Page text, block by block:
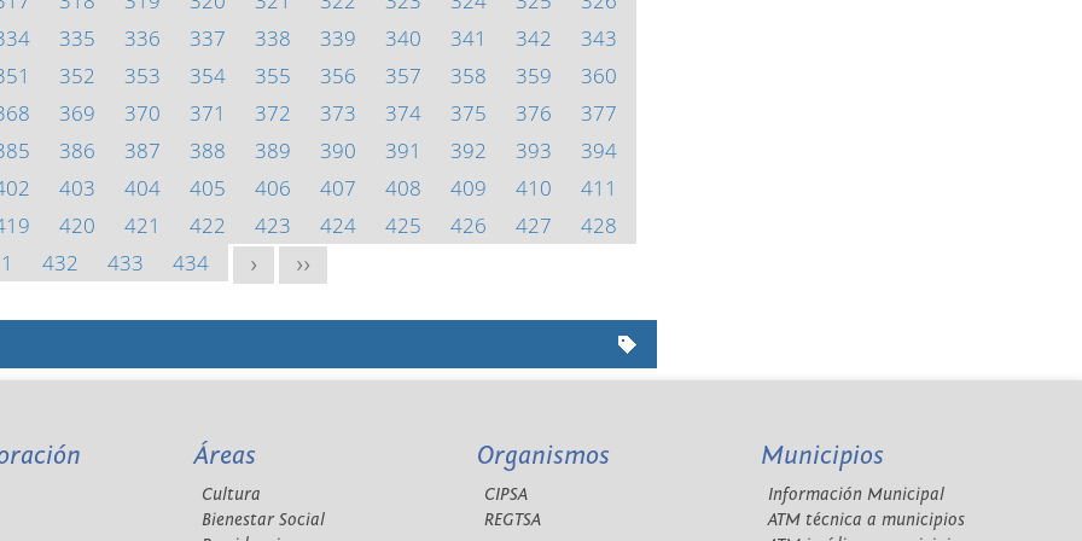
335 336 337 338 339 340 341 342
343
352 353 354 355 356 357 358 359
360
369 370 371 372 373 374 375 376
377
386 387 388 389 390 391 392 393
394
403 404 405 406 407 408 409 410
411
420 421 422 423 424 425 426 427
428
432 433 434 > >>
Áreas
Cultura
Bienestar Social
Organismos
CIPSA
REGTSA
Municipios
Información Municipal
ATM técnica a municipios